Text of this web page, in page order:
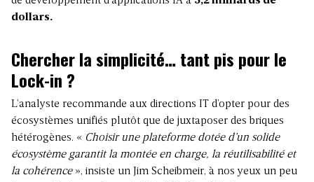
dollars.
Chercher la simplicité… tant pis pour le
Lock-in ?
L’analyste recommande aux directions IT d’opter pour des
écosystèmes unifiés plutôt que de juxtaposer des briques
hétérogènes. « Choisir une plateforme dotée d’un solide
écosystème garantit la montée en charge, la réutilisabilité et
la cohérence», insiste un Jim Scheibmeir, à nos yeux un peu